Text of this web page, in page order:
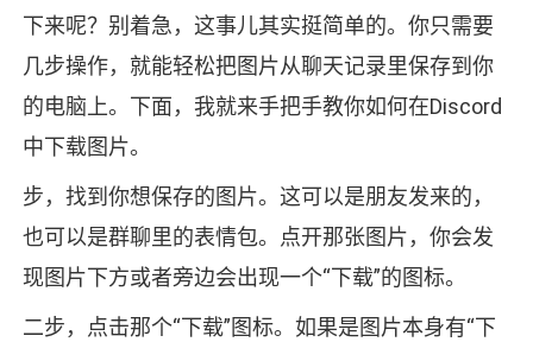
下来呢？别着急，这事儿其实挺简单的。你只需要
几步操作，就能轻松把图片从聊天记录里保存到你
的电脑上。下面，我就来手把手教你如何在Discord
中下载图片。
步，找到你想保存的图片。这可以是朋友发来的，
也可以是群聊里的表情包。点开那张图片，你会发
现图片下方或者旁边会出现一个“下载”的图标。
二步，点击那个“下载”图标。如果是图片本身有“下